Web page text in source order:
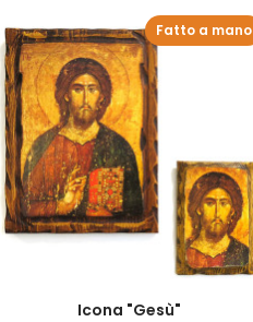
Fatto a mano
Icona "Gesù"